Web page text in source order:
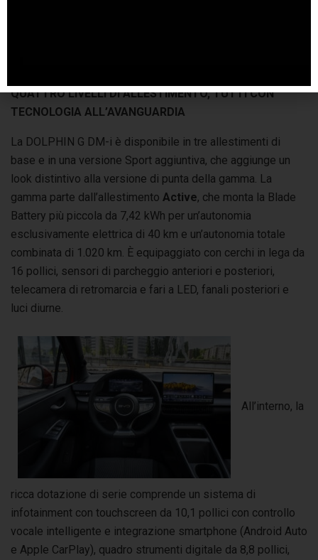
QUATTRO LIVELLI DI ALLESTIMENTO, TUTTI CON
TECNOLOGIA ALL’AVANGUARDIA
La DOLPHIN G DM-i è disponibile in tre allestimenti di
base e in una versione Sport aggiuntiva, che aggiunge un
look distintivo alla versione di punta della gamma. La
gamma parte dall’allestimento Active, che monta la Blade
Battery più piccola da 7,42 kWh per un’autonomia
esclusivamente elettrica di 40 km e un’autonomia totale
combinata di 1.020 km. È equipaggiato con cerchi in lega da
16 pollici, sensori di parcheggio anteriori e posteriori,
telecamera di retromarcia e fari a LED, fanali posteriori e
luci diurne.
All’interno, la
ricca dotazione di serie comprende un sistema di
infotainment con touchscreen da 10,1 pollici con controllo
vocale intelligente e integrazione smartphone (Android Auto
e Apple CarPlay), quadro strumenti digitale da 8,8 pollici,